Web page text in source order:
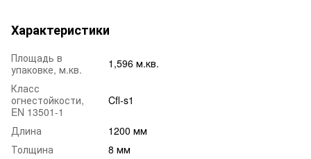
Характеристики
Площадь в
упаковке, м.кв.
1,596 м.кв.
Класс
огнестойкости,
EN 13501-1
Cfl-s1
Длина
1200 мм
Толщина
8 мм